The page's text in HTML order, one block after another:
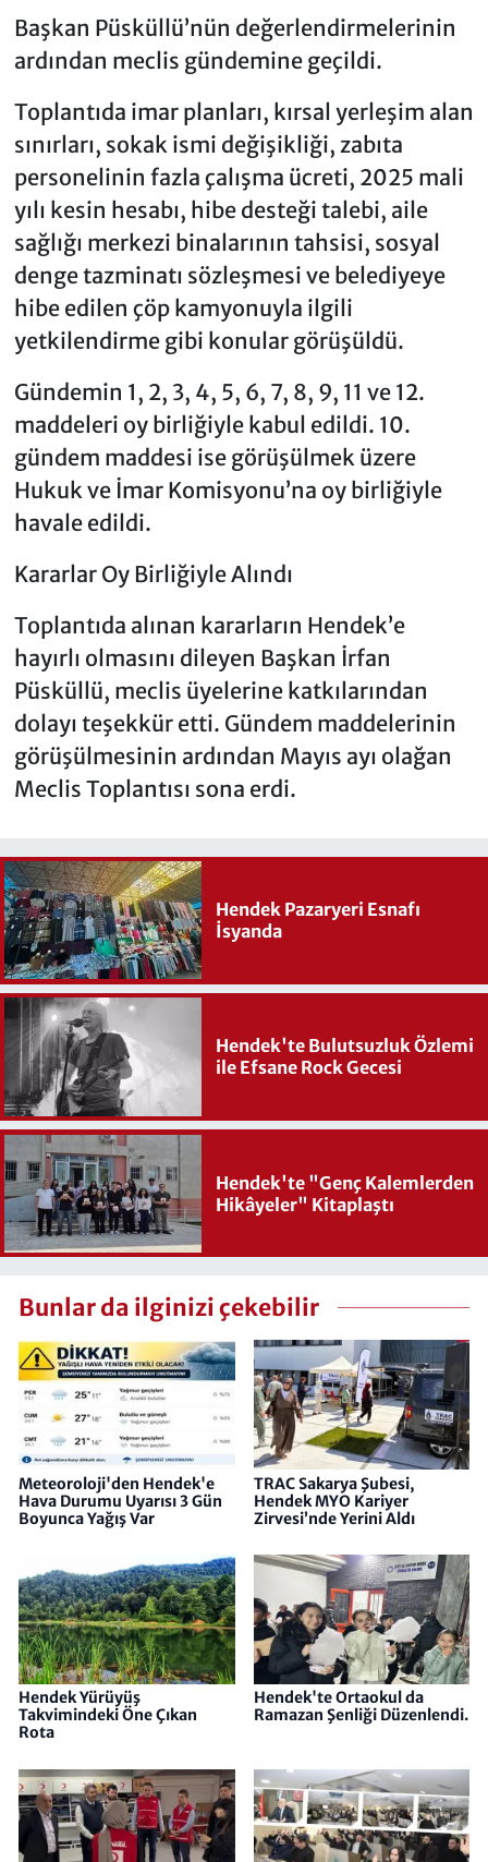
Başkan Püsküllü’nün değerlendirmelerinin
ardından meclis gündemine geçildi.
Toplantıda imar planları, kırsal yerleşim alan
sınırları, sokak ismi değişikliği, zabıta
personelinin fazla çalışma ücreti, 2025 mali
yılı kesin hesabı, hibe desteği talebi, aile
sağlığı merkezi binalarının tahsisi, sosyal
denge tazminatı sözleşmesi ve belediyeye
hibe edilen çöp kamyonuyla ilgili
yetkilendirme gibi konular görüşüldü.
Gündemin 1, 2, 3, 4, 5, 6, 7, 8, 9, 11 ve 12.
maddeleri oy birliğiyle kabul edildi. 10.
gündem maddesi ise görüşülmek üzere
Hukuk ve İmar Komisyonu’na oy birliğiyle
havale edildi.
Kararlar Oy Birliğiyle Alındı
Toplantıda alınan kararların Hendek’e
hayırlı olmasını dileyen Başkan İrfan
Püsküllü, meclis üyelerine katkılarından
dolayı teşekkür etti. Gündem maddelerinin
görüşülmesinin ardından Mayıs ayı olağan
Meclis Toplantısı sona erdi.
Hendek Pazaryeri Esnafı
İsyanda
Hendek'te Bulutsuzluk Özlemi
ile Efsane Rock Gecesi
Hendek'te "Genç Kalemlerden
Hikâyeler" Kitaplaştı
Bunlar da ilginizi çekebilir
Meteoroloji'den Hendek'e
Hava Durumu Uyarısı 3 Gün
Boyunca Yağış Var
TRAC Sakarya Şubesi,
Hendek MYO Kariyer
Zirvesi’nde Yerini Aldı
Hendek Yürüyüş
Takvimindeki Öne Çıkan
Rota
Hendek'te Ortaokul da
Ramazan Şenliği Düzenlendi.